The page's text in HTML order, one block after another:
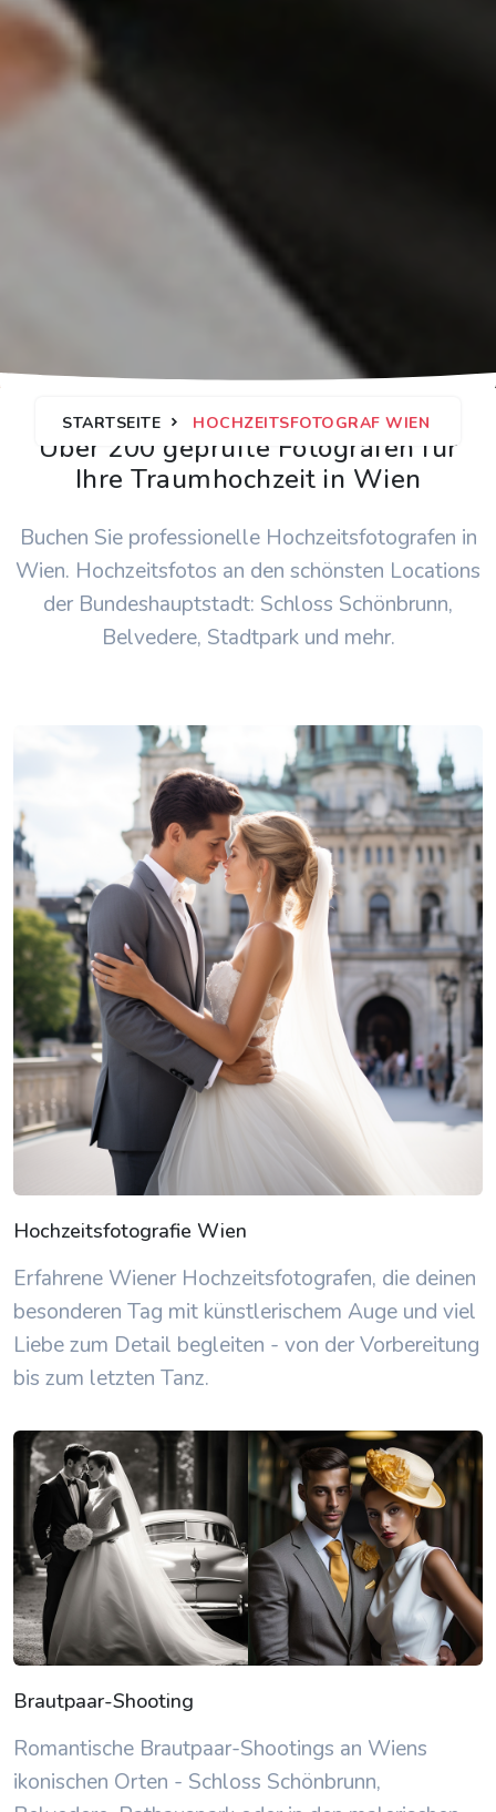
STARTSEITE HOCHZEITSFOTOGRAF WIEN
Über 200 geprüfte Fotografen für
Ihre Traumhochzeit in Wien
Buchen Sie professionelle Hochzeitsfotografen in
Wien. Hochzeitsfotos an den schönsten Locations
der Bundeshauptstadt: Schloss Schönbrunn,
Belvedere, Stadtpark und mehr.
Hochzeitsfotografie Wien
Erfahrene Wiener Hochzeitsfotografen, die deinen
besonderen Tag mit künstlerischem Auge und viel
Liebe zum Detail begleiten - von der Vorbereitung
bis zum letzten Tanz.
Brautpaar-Shooting
Romantische Brautpaar-Shootings an Wiens
ikonischen Orten - Schloss Schönbrunn,